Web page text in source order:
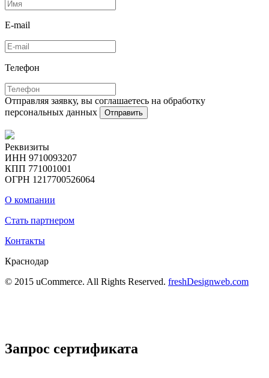
E-mail
Телефон
Отправляя заявку, вы соглашаетесь на обработку
персональных данных
Отправить
Реквизиты
ИНН 9710093207
КПП 771001001
ОГРН 1217700526064
О компании
Стать партнером
Контакты
Краснодар
© 2015 uCommerce. All Rights Reserved. freshDesignweb.com
Запрос сертификата